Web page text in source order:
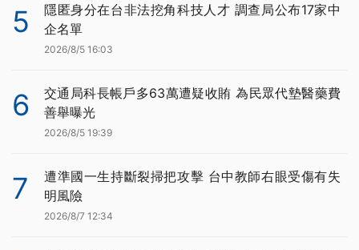
5
隱匿身分在台非法挖角科技人才 調查局公布17家中
企名單
2026/8/5 16:03
6
交通局科長帳戶多63萬遭疑收賄 為民眾代墊醫藥費
善舉曝光
2026/8/5 19:39
7
遭準國一生持斷裂掃把攻擊 台中教師右眼受傷有失
明風險
2026/8/7 12:34